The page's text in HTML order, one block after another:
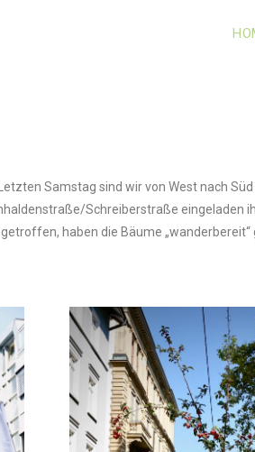
Letzten Samstag sind wir von West nach
Schreiberstraße
haben die Bäume